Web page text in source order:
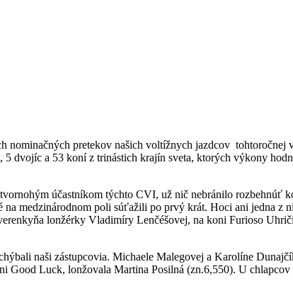
nominačných pretekov našich voltížnych jazdcov
dvojíc a 53 koní z trinástich krajín sveta, ktorých výkony
účastníkom týchto CVI, už nič nebránilo rozbehnúť
medzinárodnom poli súťažili po prvý krát. Hoci ani jedna z
lonžérky Vladimíry Lenčéšovej, na koni Furioso
naši zástupcovia. Michaele Malegovej a Karolíne
Good Luck, lonžovala Martina Posilná (zn.6,550). U chlapcov